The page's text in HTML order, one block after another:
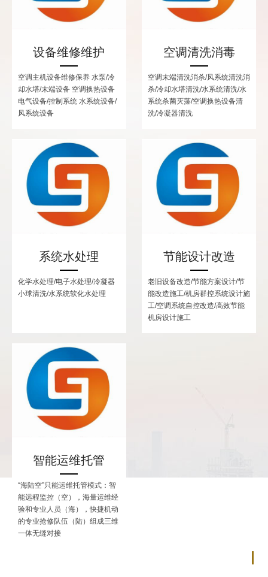
设备维修维护
空调主机设备维修保养 水泵/冷
却水塔/末端设备 空调换热设备
电气设备/控制系统 水系统设备/
风系统设备
空调清洗消毒
空调末端清洗消杀/风系统清洗消
杀/冷却水塔清洗/水系统清洗/水
系统杀菌灭藻/空调换热设备清
洗/冷凝器清洗
系统水处理
化学水处理/电子水处理/冷凝器
小球清洗/水系统软化水处理
节能设计改造
老旧设备改造/节能方案设计/节
能改造施工/机房群控系统设计施
工/空调系统自控改造/高效节能
机房设计施工
智能运维托管
“海陆空”只能运维托管模式：智
能远程监控（空），海量运维经
验和专业人员（海），快捷机动
的专业抢修队伍（陆）组成三维
一体无缝对接